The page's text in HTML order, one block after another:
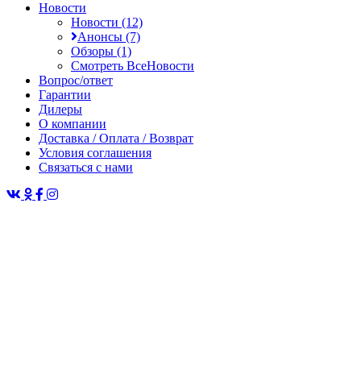
Новости
Новости (12)
Анонсы (7)
Обзоры (1)
Смотреть ВсеНовости
Вопрос/ответ
Гарантии
Дилеры
О компании
Доставка / Оплата / Возврат
Условия соглашения
Связаться с нами